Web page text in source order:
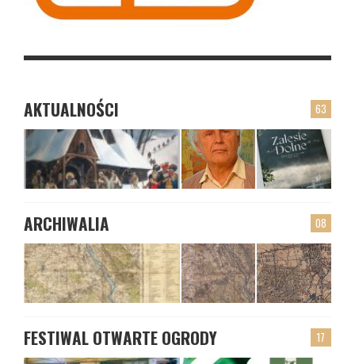
63
AKTUALNOŚCI
08
ARCHIWALIA
17
FESTIWAL OTWARTE OGRODY